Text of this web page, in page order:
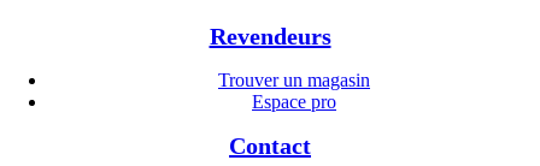
Revendeurs
Trouver un magasin
Espace pro
Contact